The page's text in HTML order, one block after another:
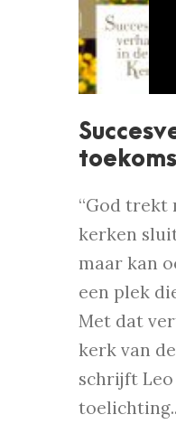
“God trekt
kerken
maar kan
een plek
Met dat
kerk van
schrijft